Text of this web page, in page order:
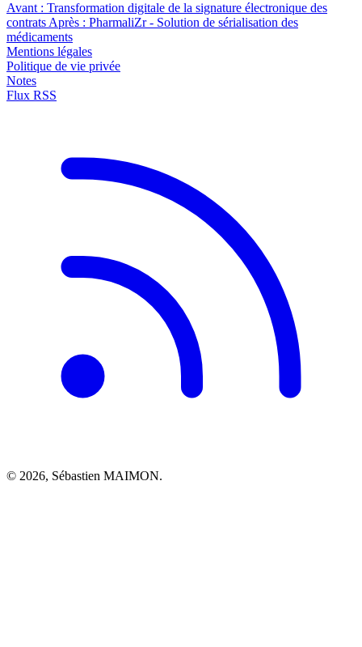
Avant : Transformation digitale de la signature électronique des
contrats Après : PharmaliZr - Solution de sérialisation des
médicaments
Mentions légales
Politique de vie privée
Notes
Flux RSS
© 2026, Sébastien MAIMON.